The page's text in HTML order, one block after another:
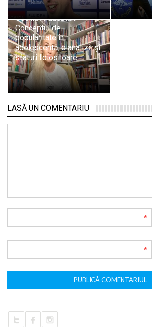
Psiholog Psihoterapeut
Cecilia Ardusătan:
Conceptul de
popularitate în
adolescență, o analiză și
sfaturi folositoare
LASĂ UN COMENTARIU
*
*